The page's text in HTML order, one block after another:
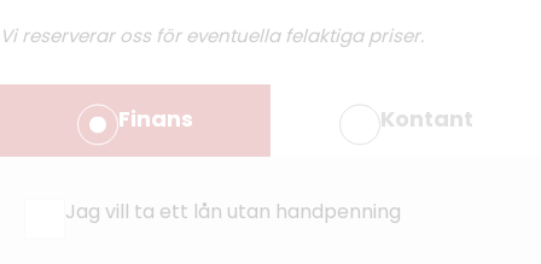
Vi reserverar oss för eventuella felaktiga priser.
Finans Kontant
Jag vill ta ett lån utan handpenning